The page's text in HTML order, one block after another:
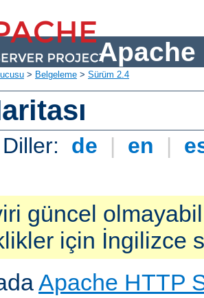
Apache
> Belgeleme > Sürüm 2.4
de | en |
güncel
için İngilizce
Apache HTTP